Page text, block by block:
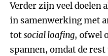
Verder zijn veel doelen
in samenwerking met
totsocial loafing, ofwel
spannen, omdat de